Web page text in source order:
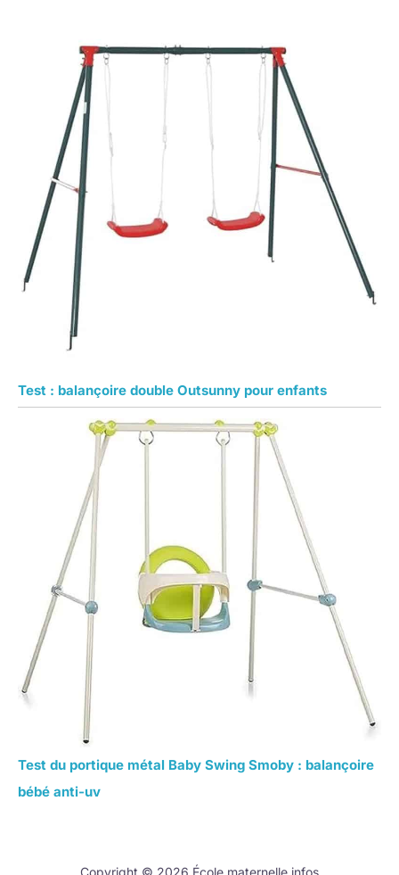
Test : balançoire double Outsunny pour enfants
Test du portique métal Baby Swing Smoby : balançoire
bébé anti-uv
Copyright © 2026 École maternelle infos